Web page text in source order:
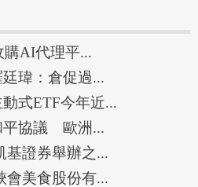
購AI代理平...
瑋：倉促過...
式ETF今年近...
平協議 歐洲...
基證券舉辦之...
會美食股份有...